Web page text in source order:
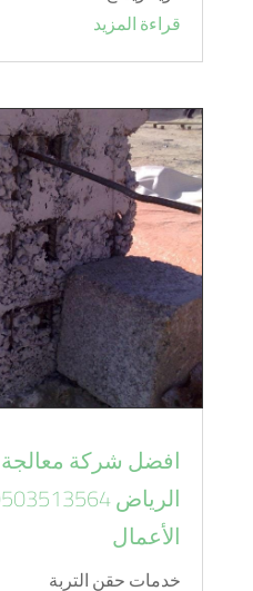
قراءة المزيد
افضل شركة
الأعمال
خدمات حقن التربة